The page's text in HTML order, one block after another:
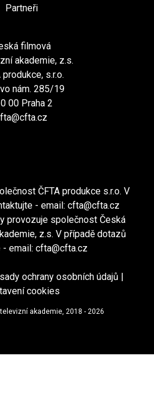
Partneři
filmová
akademie, z.s.
produkce, s.r.o.
nám. 285/19
00 Praha 2
ČFTA produkce s.r.o. V
- email: cfta@cfta.cz
provozuje společnost Česká
z.s. V případě dotazů
- email: cfta@cfta.cz
ochrany osobních údajů |
cookies
akademie, 2018 - 2026